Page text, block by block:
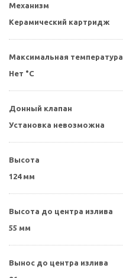
Механизм
Керамический картридж
Максимальная температура
Нет °C
Донный клапан
Установка невозможна
Высота
124 мм
Высота до центра излива
55 мм
Вынос до центра излива